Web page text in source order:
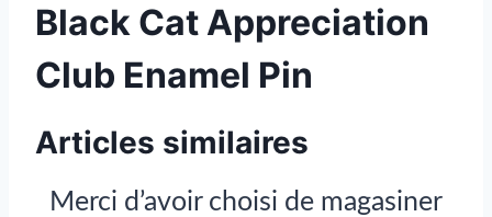
Black Cat Appreciation
Club Enamel Pin
Articles similaires
Merci d’avoir choisi de magasiner